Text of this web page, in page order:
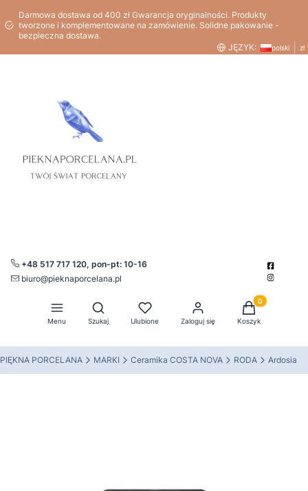
Darmowa dostawa od 400 zł Gwarancja oryginalności. Produkty
tworzone i komplementowane na zamówienie. Solidne pakowanie -
bezpieczna dostawa.
JĘZYK:
polski zł
+48 517 717 120, pon-pt: 10-16
biuro@pieknaporcelana.pl
Menu
Otwórz wyszukiwarkę
Szukaj Ulubione Zaloguj się
Produkty w
Koszyk
PIĘKNA PORCELANA MARKI Ceramika COSTA NOVA RODA Ardosia